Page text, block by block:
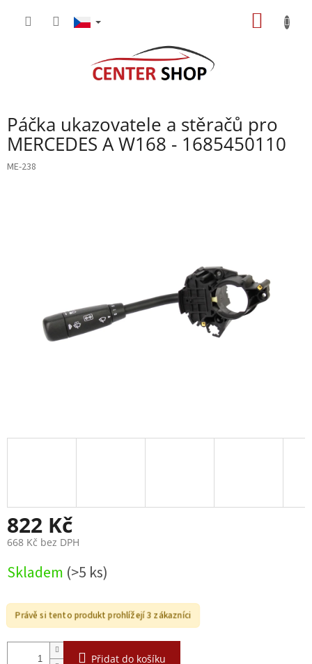
Páčka ukazovatele a stěračů pro
MERCEDES A W168 - 1685450110
ME-238
822 Kč
668 Kč bez DPH
cena:
Skladem (>5 ks)
Právě si tento produkt prohlížejí 3 zákazníci
Přidat do košíku